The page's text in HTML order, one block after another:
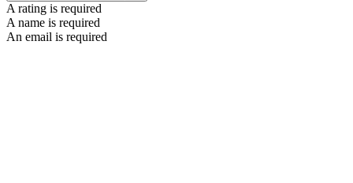
A rating is required
A name is required
An email is required